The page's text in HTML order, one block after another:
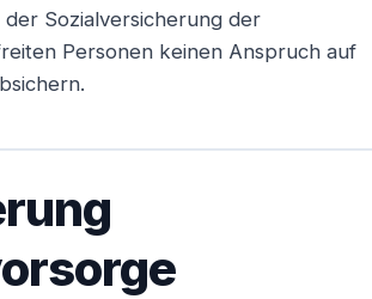
Sozialversicherung der
Personen keinen Anspruch auf